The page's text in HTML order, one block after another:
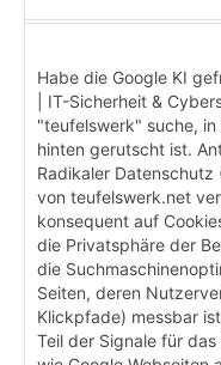
Habe die Google KI
| IT-Sicherheit &
"teufelswerk" suche,
hinten gerutscht ist.
Radikaler Datenschutz
von teufelswerk.net
konsequent auf
die Privatsphäre der
die
Seiten, deren
Klickpfade) messbar
Teil der Signale für